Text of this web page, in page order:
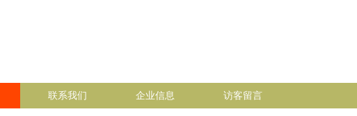
联系我们 企业信息 访客留言